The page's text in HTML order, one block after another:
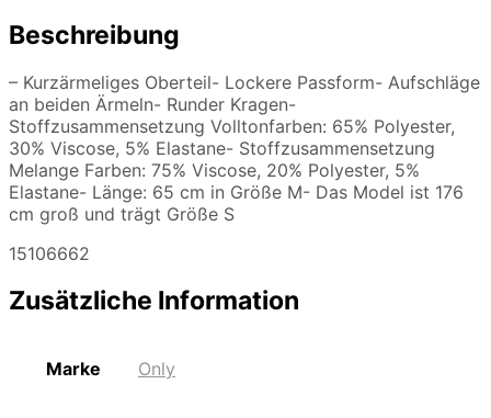
Beschreibung
– Kurzärmeliges Oberteil- Lockere Passform- Aufschläge
an beiden Ärmeln- Runder Kragen-
Stoffzusammensetzung Volltonfarben: 65% Polyester,
30% Viscose, 5% Elastane- Stoffzusammensetzung
Melange Farben: 75% Viscose, 20% Polyester, 5%
Elastane- Länge: 65 cm in Größe M- Das Model ist 176
cm groß und trägt Größe S
15106662
Zusätzliche Information
Marke Only